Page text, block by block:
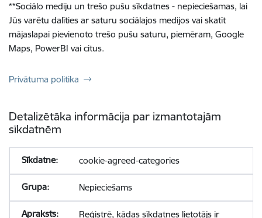
**Sociālo mediju un trešo pušu sīkdatnes - nepieciešamas, lai
Jūs varētu dalīties ar saturu sociālajos medijos vai skatīt
mājaslapai pievienoto trešo pušu saturu, piemēram, Google
Maps, PowerBI vai citus.
Privātuma politika
Detalizētāka informācija par izmantotajām
sīkdatnēm
cookie-agreed-categories
Nepieciešams
Reģistrē, kādas sīkdatnes lietotājs ir